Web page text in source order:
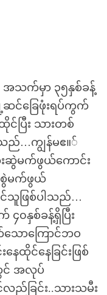
အသက်မှာ ၃၅နှစ်ခန့်
င်ခြေဖုံးရပ်ကွက်
ပြီး သားတစ်
ည်…ကျွန်မဧ။်
ားဆွဲမက်ဖွယ်ကောင်း
စွဲမက်ဖွယ်
သူဖြစ်ပါသည်…
၀နှစ်ခန့်ရှိပြီး
သောကြောင်ဘဝ
ေထိုင်နေခြင်းဖြစ်
တွင် အလုပ်
ည်ခြင်း..သားသမီး